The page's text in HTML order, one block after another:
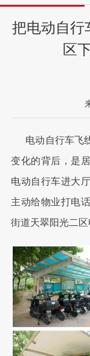
把电动自行
区
电动自行车飞
变化的背后，是
电动自行车进大
主动给物业打电
街道天翠阳光二区